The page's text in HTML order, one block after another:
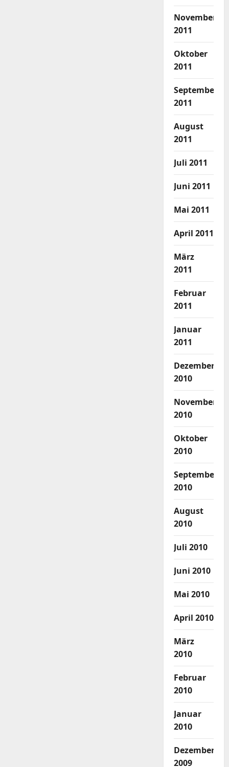
November
2011
Oktober
2011
September
2011
August
2011
Juli 2011
Juni 2011
Mai 2011
April 2011
März
2011
Februar
2011
Januar
2011
Dezember
2010
November
2010
Oktober
2010
September
2010
August
2010
Juli 2010
Juni 2010
Mai 2010
April 2010
März
2010
Februar
2010
Januar
2010
Dezember
2009